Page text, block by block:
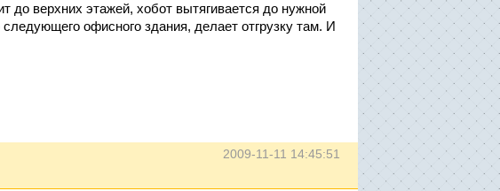
до верхних этажей, хобот вытягивается до нужной
офисного здания, делает отгрузку там. И
2009-11-11 14:45:51